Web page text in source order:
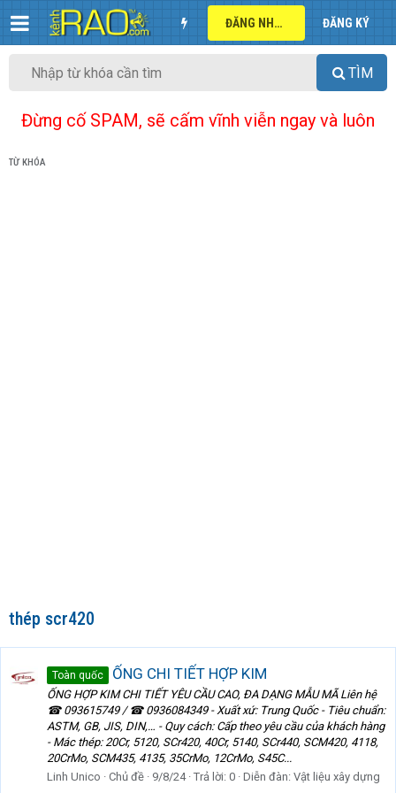
ĐĂNG NHẬP ĐĂNG KÝ
TÌM
Đừng cố SPAM, sẽ cấm vĩnh viễn ngay và luôn
TỪ KHÓA
thép scr420
Toàn quốc ỐNG CHI TIẾT HỢP KIM
ỐNG HỢP KIM CHI TIẾT YÊU CẦU CAO, ĐA DẠNG MẪU MÃ Liên hệ
☎ 093615749 / ☎ 0936084349 - Xuất xứ: Trung Quốc - Tiêu chuẩn:
ASTM, GB, JIS, DIN,… - Quy cách: Cấp theo yêu cầu của khách hàng
- Mác thép: 20Cr, 5120, SCr420, 40Cr, 5140, SCr440, SCM420, 4118,
20CrMo, SCM435, 4135, 35CrMo, 12CrMo, S45C...
Linh Unico
Chủ đề 9/8/24 Trả lời: 0 Diễn đàn: Vật liệu xây dựng